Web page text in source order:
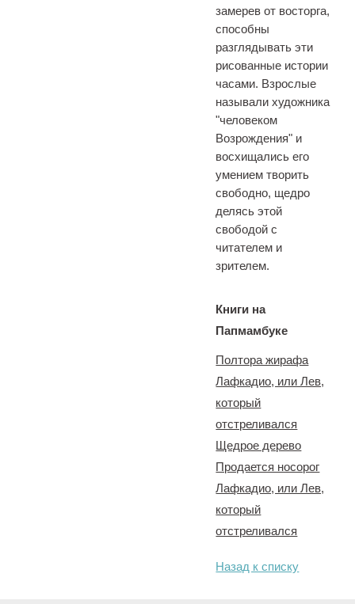
замерев от восторга,
способны
разглядывать эти
рисованные истории
часами. Взрослые
называли художника
"человеком
Возрождения" и
восхищались его
умением творить
свободно, щедро
делясь этой
свободой с
читателем и
зрителем.
Книги на
Папмамбуке
Полтора жирафа
Лафкадио, или Лев,
который
отстреливался
Щедрое дерево
Продается носорог
Лафкадио, или Лев,
который
отстреливался
Назад к списку